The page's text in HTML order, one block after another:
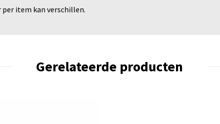
item kan verschillen.
Gerelateerde producten